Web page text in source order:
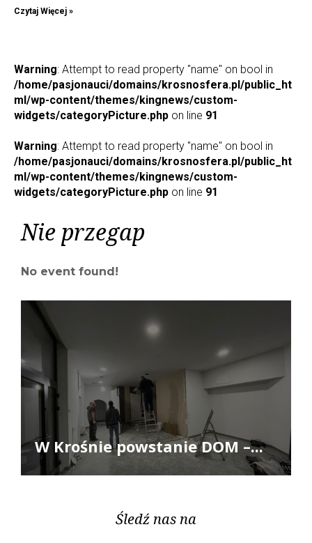
Czytaj Więcej »
Warning: Attempt to read property "name" on bool in
/home/pasjonauci/domains/krosnosfera.pl/public_ht
ml/wp-content/themes/kingnews/custom-
widgets/categoryPicture.php on line 91
Warning: Attempt to read property "name" on bool in
/home/pasjonauci/domains/krosnosfera.pl/public_ht
ml/wp-content/themes/kingnews/custom-
widgets/categoryPicture.php on line 91
Nie przegap
No event found!
W Krośnie powstanie DOM –...
Śledź nas na